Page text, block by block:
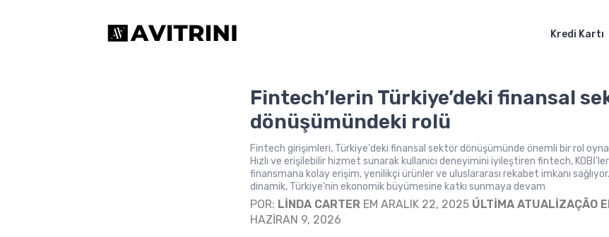
Kredi Kartı
Fintech’lerin Türkiye’deki finansal
dönüşümündeki rolü
Fintech girişimleri, Türkiye'deki finansal sektör dönüşümünde önemli bir rol
Hızlı ve erişilebilir hizmet sunarak kullanıcı deneyimini iyileştiren fintech,
finansmana kolay erişim, yenilikçi ürünler ve uluslararası rekabet imkanı
dinamik, Türkiye'nin ekonomik büyümesine katkı sunmaya devam
POR: LINDA CARTER EM ARALIK 22, 2025 ÚLTIMA ATUALIZAÇÃO
HAZIRAN 9, 2026